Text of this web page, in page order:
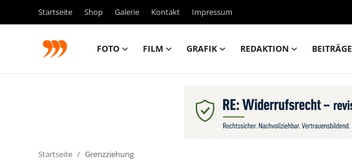
Startseite Shop Galerie Kontakt Impressum
FOTO FILM GRAFIK REDAKTION BEITRÄGE
Startseite Grenzziehung